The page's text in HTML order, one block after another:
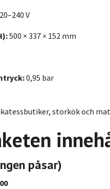
V
500 × 337 × 152 mm
0,95 bar
storkök och
påsar)